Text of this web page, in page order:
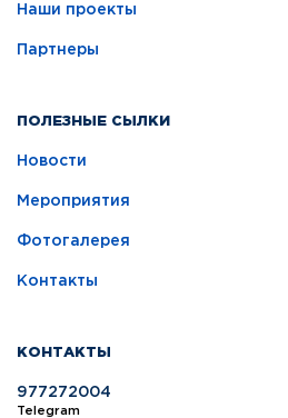
Наши проекты
Партнеры
ПОЛЕЗНЫЕ СЫЛКИ
Новости
Мероприятия
Фотогалерея
Контакты
КОНТАКТЫ
977272004
Telegram